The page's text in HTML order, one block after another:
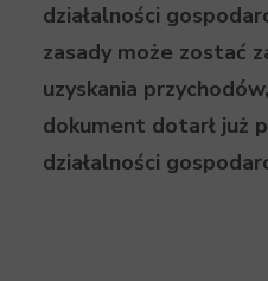
działalności
zasady może zostać
uzyskania
dokument dotarł już
działalności